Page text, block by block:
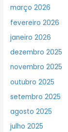
março 2026
fevereiro 2026
janeiro 2026
dezembro 2025
novembro 2025
outubro 2025
setembro 2025
agosto 2025
julho 2025